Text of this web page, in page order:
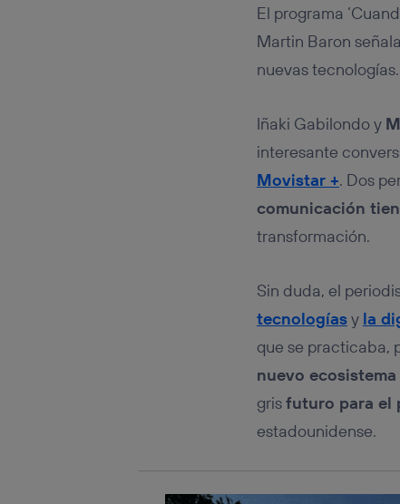
El programa
Martin Baron
nuevas
Iñaki Gabilondo y
interesante
Movistar +. Dos
comunicación
transformación.
Sin duda, el
tecnologíasy la
que se practicaba,
nuevo
grisfuturo para el
estadounidense.
Si
Si
inferior